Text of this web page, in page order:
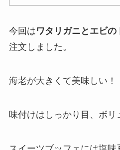
今回はワタリガニとエビの
注文しました。
海老が大きくて美味しい！
味付けはしっかり目、ボリ